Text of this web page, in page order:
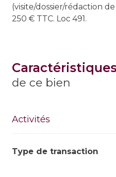
(visite/dossier/rédaction
250 € TTC. Loc 491.
de ce bien
Activités
Type de transaction